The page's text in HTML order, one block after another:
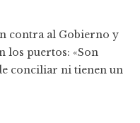
contra al Gobierno y
los puertos: «Son
conciliar ni tienen un